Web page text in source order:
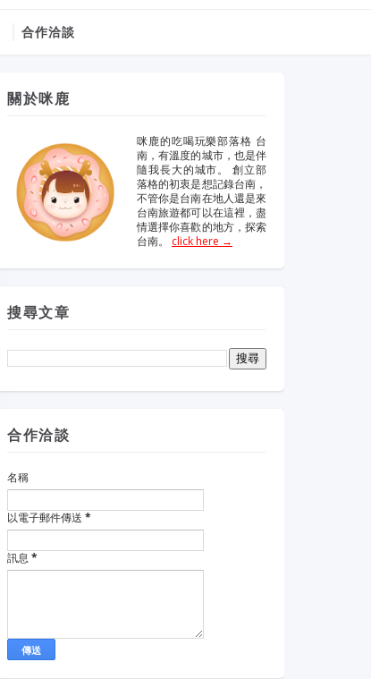
合作洽談
關於咪鹿
咪鹿的吃喝玩樂部落格 台
南，有溫度的城市，也是伴
隨我長大的城市。 創立部
落格的初衷是想記錄台南，
不管你是台南在地人還是來
台南旅遊都可以在這裡，盡
情選擇你喜歡的地方，探索
台南。 click here →
搜尋文章
合作洽談
名稱
以電子郵件傳送 *
訊息 *
維修冷氣
眼鏡蛇粉膠囊
純蛇粉